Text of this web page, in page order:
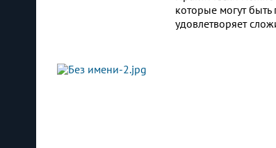
которые могут
удовлетворяет